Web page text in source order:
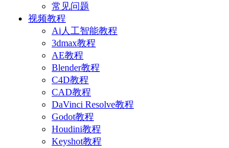
常见问题
视频教程
Ai人工智能教程
3dmax教程
AE教程
Blender教程
C4D教程
CAD教程
DaVinci Resolve教程
Godot教程
Houdini教程
Keyshot教程